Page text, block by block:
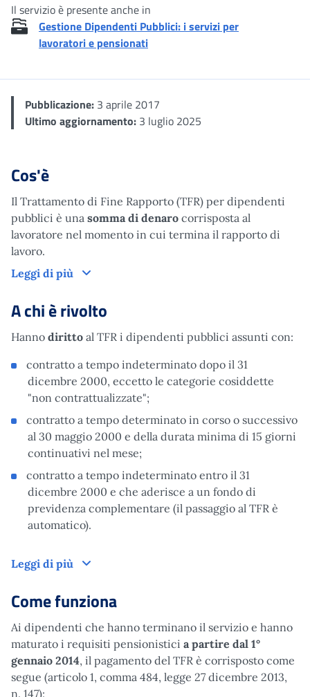
Il servizio è presente anche in
Gestione Dipendenti Pubblici: i servizi per
lavoratori e pensionati
Pubblicazione: 3 aprile 2017
Ultimo aggiornamento: 3 luglio 2025
Cos'è
Il Trattamento di Fine Rapporto (TFR) per dipendenti
pubblici è una somma di denaro corrisposta al
lavoratore nel momento in cui termina il rapporto di
lavoro.
Leggi di più
Cos'è
A chi è rivolto
Hanno diritto al TFR i dipendenti pubblici assunti con:
contratto a tempo indeterminato dopo il 31
dicembre 2000, eccetto le categorie cosiddette
"non contrattualizzate";
contratto a tempo determinato in corso o successivo
al 30 maggio 2000 e della durata minima di 15 giorni
continuativi nel mese;
contratto a tempo indeterminato entro il 31
dicembre 2000 e che aderisce a un fondo di
previdenza complementare (il passaggio al TFR è
automatico).
Leggi di più A chi è rivolto
Come funziona
Ai dipendenti che hanno terminano il servizio e hanno
maturato i requisiti pensionistici a partire dal 1°
gennaio 2014, il pagamento del TFR è corrisposto come
segue (articolo 1, comma 484, legge 27 dicembre 2013,
n. 147):